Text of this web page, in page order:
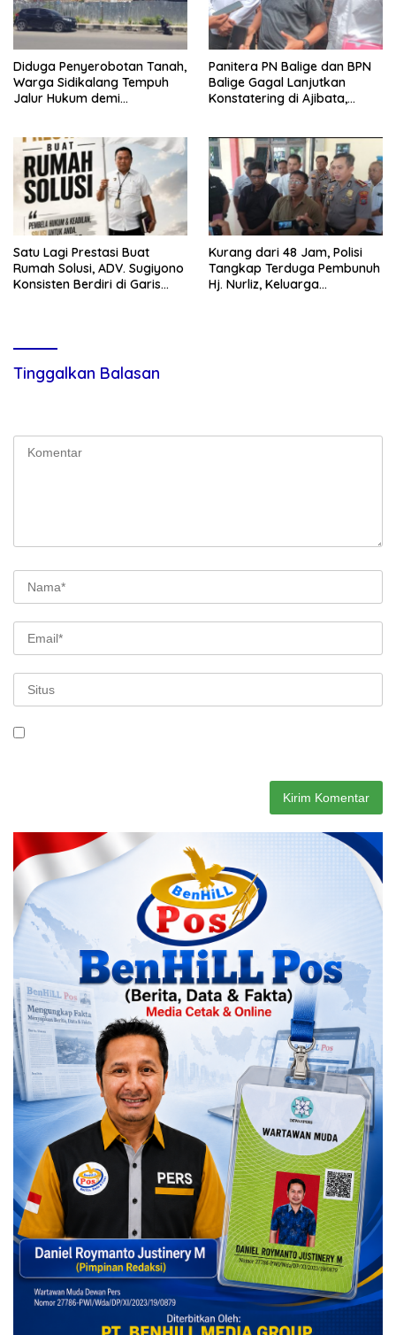
Diduga Penyerobotan Tanah,
Warga Sidikalang Tempuh
Jalur Hukum demi
Panitera PN Balige dan BPN
Balige Gagal Lanjutkan
Konstatering di Ajibata,
Satu Lagi Prestasi Buat
Rumah Solusi, ADV. Sugiyono
Konsisten Berdiri di Garis
Kurang dari 48 Jam, Polisi
Tangkap Terduga Pembunuh
Hj. Nurliz, Keluarga
Tinggalkan Balasan